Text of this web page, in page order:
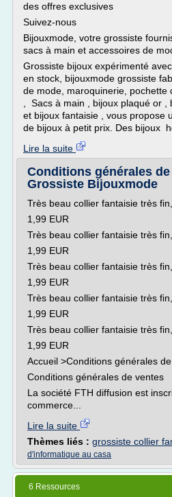
des offres exclusives
Suivez-nous
Bijouxmode, votre grossiste
sacs à main et accessoires de
Grossiste bijoux expérimenté
en stock, bijouxmode grossiste
de mode, maroquinerie, pochette
, Sacs à main , bijoux plaqué or
et bijoux fantaisie , vous propose
de bijoux à petit prix. Des bijoux
Lire la suite
Conditions générales
Grossiste Bijouxmode
Très beau collier fantaisie très
1,99 EUR
Très beau collier fantaisie très
1,99 EUR
Très beau collier fantaisie très
1,99 EUR
Très beau collier fantaisie très
1,99 EUR
Très beau collier fantaisie très
1,99 EUR
Accueil >Conditions générales
Conditions générales de ventes
La société FTH diffusion est
commerce...
Lire la suite
Thèmes liés : grossiste collier
d'informatique au casa
6 Ressources